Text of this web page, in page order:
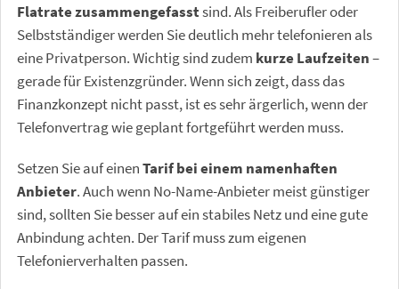
Flatrate zusammengefasstsind. Als Freiberufler oder
Selbstständiger werden Sie deutlich mehr telefonieren als
eine Privatperson. Wichtig sind zudem kurze Laufzeiten–
gerade für Existenzgründer. Wenn sich zeigt, dass das
Finanzkonzept nicht passt, ist es sehr ärgerlich, wenn der
Telefonvertrag wie geplant fortgeführt werden muss.
Setzen Sie auf einenTarif bei einem namenhaften
Anbieter. Auch wenn No-Name-Anbieter meist günstiger
sind, sollten Sie besser auf ein stabiles Netz und eine gute
Anbindung achten. Der Tarif muss zum eigenen
Telefonierverhalten passen.